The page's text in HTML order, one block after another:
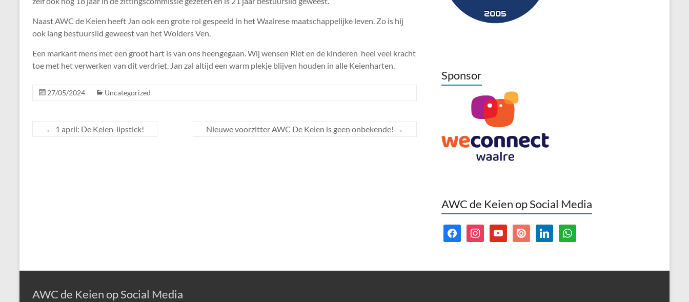
Naast AWC de Keien heeft Jan ook een grote rol gespeeld in het Waalrese maatschappelijke leven. Zo is hij
ook lang bestuurslid geweest van het Wolders Ven.
Een markant mens met een groot hart is van ons heengegaan. Wij wensen Riet en de kinderen heel veel kracht
toe met het verwerken van dit verdriet. Jan zal altijd een warm plekje blijven houden in alle Keienharten.
27/05/2024 Uncategorized
← 1 april: De Keien-lipstick! Nieuwe voorzitter AWC De Keien is geen onbekende! →
Sponsor
AWC de Keien op Social Media
facebookinstagramyoutubeissuu linkedinwhatsapp
AWC de Keien op Social Media